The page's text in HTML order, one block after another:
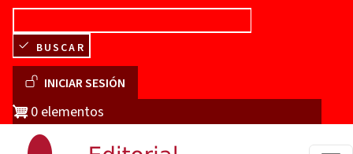
Pasar al contenido principal
BUSCAR
Menú de cuenta de usuario
INICIAR SESIÓN
0 elementos